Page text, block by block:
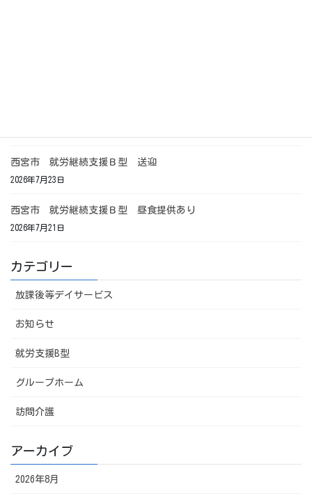
西宮市 就労継続支援Ｂ型 送迎
2026年7月23日
西宮市 就労継続支援Ｂ型 昼食提供あり
2026年7月21日
カテゴリー
放課後等デイサービス
お知らせ
就労支援B型
グループホーム
訪問介護
アーカイブ
2026年8月